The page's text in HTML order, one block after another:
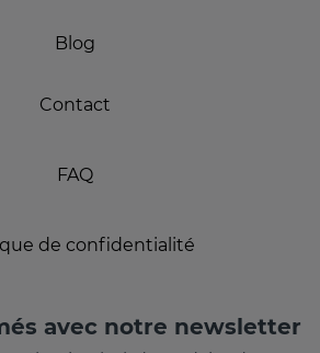
Blog
Contact
FAQ
de confidentialité
avec notre newsletter